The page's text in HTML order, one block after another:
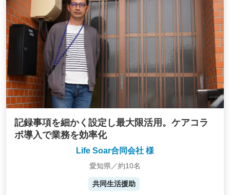
記録事項を細かく設定し最大限活用。ケアコラ
ボ導入で業務を効率化
Life Soar合同会社 様
愛知県／約10名
共同生活援助